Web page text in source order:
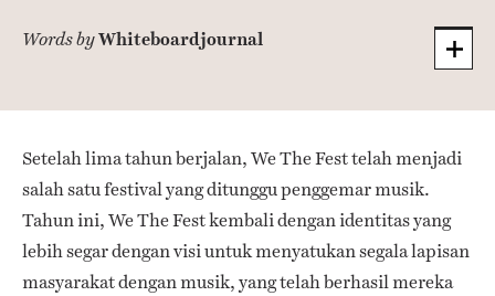
Words byWhiteboardjournal
Setelah lima tahun berjalan, We The Fest telah menjadi
salah satu festival yang ditunggu penggemar musik.
Tahun ini, We The Fest kembali dengan identitas yang
lebih segar dengan visi untuk menyatukan segala lapisan
masyarakat dengan musik, yang telah berhasil mereka